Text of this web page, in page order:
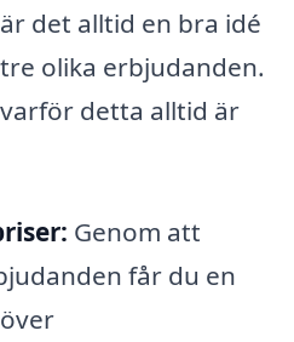
det alltid en bra idé
olika erbjudanden.
detta alltid är
Genom att
får du en